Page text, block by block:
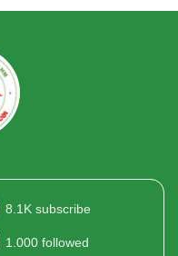
8.1K subscribe
1.000 followed